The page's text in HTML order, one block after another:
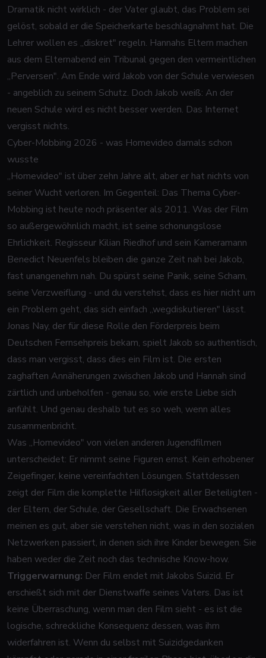
Dramatik nicht wirklich - der Vater glaubt, das Problem sei
gelöst, sobald er die Speicherkarte beschlagnahmt hat. Die
Lehrer wollen es „diskret" regeln. Hannahs Eltern machen
aus dem Elternabend ein Tribunal gegen den vermeintlichen
„Perversen". Am Ende wird Jakob von der Schule verwiesen
- angeblich zu seinem Schutz. Doch Jakob weiß: An der
neuen Schule wird es nicht besser werden. Das Internet
vergisst nichts.
Cyber-Mobbing 2026 - was Homevideo damals schon
wusste
„Homevideo" ist über zehn Jahre alt, aber er hat nichts von
seiner Wucht verloren. Im Gegenteil: Das Thema Cyber-
Mobbing ist heute noch präsenter als 2011. Was der Film
so außergewöhnlich macht, ist seine schonungslose
Ehrlichkeit. Regisseur Kilian Riedhof und sein Kameramann
Benedict Neuenfels bleiben die ganze Zeit nah bei Jakob,
fast unangenehm nah. Du spürst seine Panik, seine Scham,
seine Verzweiflung - und du verstehst, dass es hier nicht um
ein Problem geht, das sich einfach „wegdiskutieren" lässt.
Jonas Nay, der für diese Rolle den Förderpreis beim
Deutschen Fernsehpreis bekam, spielt Jakob so authentisch,
dass man vergisst, dass dies ein Film ist. Die ersten
zaghaften Annäherungen zwischen Jakob und Hannah sind
zärtlich und unbeholfen - genau so, wie erste Liebe sich
anfühlt. Und genau deshalb tut es so weh, wenn alles
zusammenbricht.
Was „Homevideo" von vielen anderen Jugendfilmen
unterscheidet: Er nimmt seine Figuren ernst. Kein erhobener
Zeigefinger, keine vereinfachten Lösungen. Stattdessen
zeigt der Film die komplette Hilflosigkeit aller Beteiligten -
der Eltern, der Schule, der Gesellschaft. Die Erwachsenen
meinen es gut, aber sie verstehen nicht, was in den sozialen
Netzwerken passiert, in denen sich ihre Kinder bewegen. Sie
haben weder die Zeit noch das technische Know-how.
Triggerwarnung: Der Film endet mit Jakobs Suizid. Er
erschießt sich mit der Dienstwaffe seines Vaters. Das ist
keine Überraschung, wenn man den Film sieht - es ist die
logische, schreckliche Konsequenz dessen, was ihm
widerfahren ist. Wenn du selbst mit Suizidgedanken